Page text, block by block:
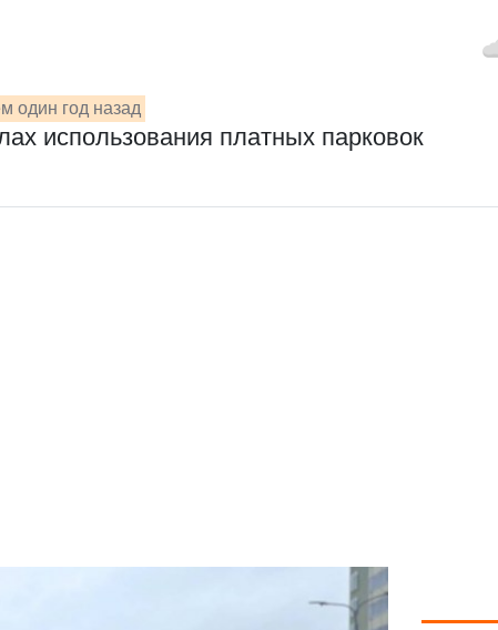
один год назад
использования платных парковок